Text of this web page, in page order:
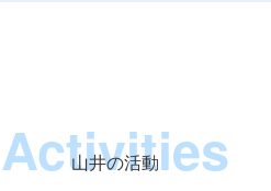
Activities
山井の活動